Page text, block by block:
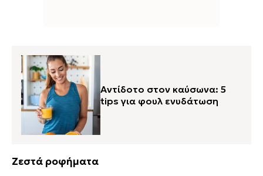
Αντίδοτο στον καύσωνα: 5
tips για φουλ ενυδάτωση
Ζεστά ροφήματα